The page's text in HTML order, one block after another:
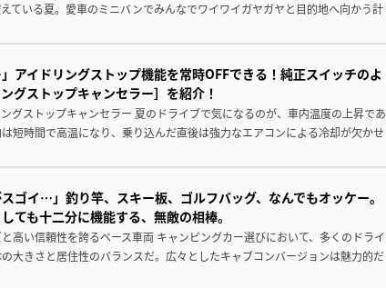
ている夏。愛車のミニバンでみんなでワイワイガヤガヤと目的地へ向かう計
アイドリングストップ機能を常時OFFできる！純正スイッチのよ
グストップキャンセラー］を紹介！
グストップキャンセラー 夏のドライブで気になるのが、車内温度の上昇であ
短時間で高温になり、乗り込んだ直後は強力なエアコンによる冷却が欠かせ
ゴイ…」釣り竿、スキー板、ゴルフバッグ、なんでもオッケー。
ても十二分に機能する、無敵の相棒。
高い信頼性を誇るベース車両 キャンピングカー選びにおいて、多くのドライ
大きさと居住性のバランスだ。広々としたキャブコンバージョンは魅力的だ